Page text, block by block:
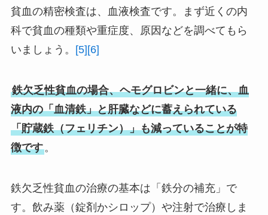
貧血の精密検査は、血液検査です。まず近くの内
科で貧血の種類や重症度、原因などを調べてもら
いましょう。
[5] [6]
鉄欠乏性貧血の場合、ヘモグロビンと一緒に、血
液内の「血清鉄」と肝臓などに蓄えられている
「貯蔵鉄（フェリチン）」も減っていることが特
徴です。
鉄欠乏性貧血の治療の基本は「鉄分の補充」で
す。飲み薬（錠剤かシロップ）や注射で治療しま